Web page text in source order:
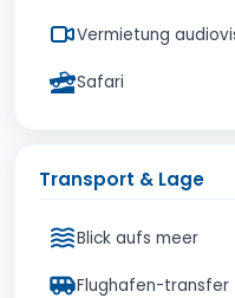
Vermietung
Safari
Transport & Lage
Blick aufs meer
Flughafen-transfer